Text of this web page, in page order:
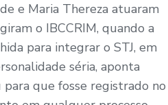
e Maria Thereza atuaram
o IBCCRIM, quando a
para integrar o STJ, em
séria, aponta
que fosse registrado no